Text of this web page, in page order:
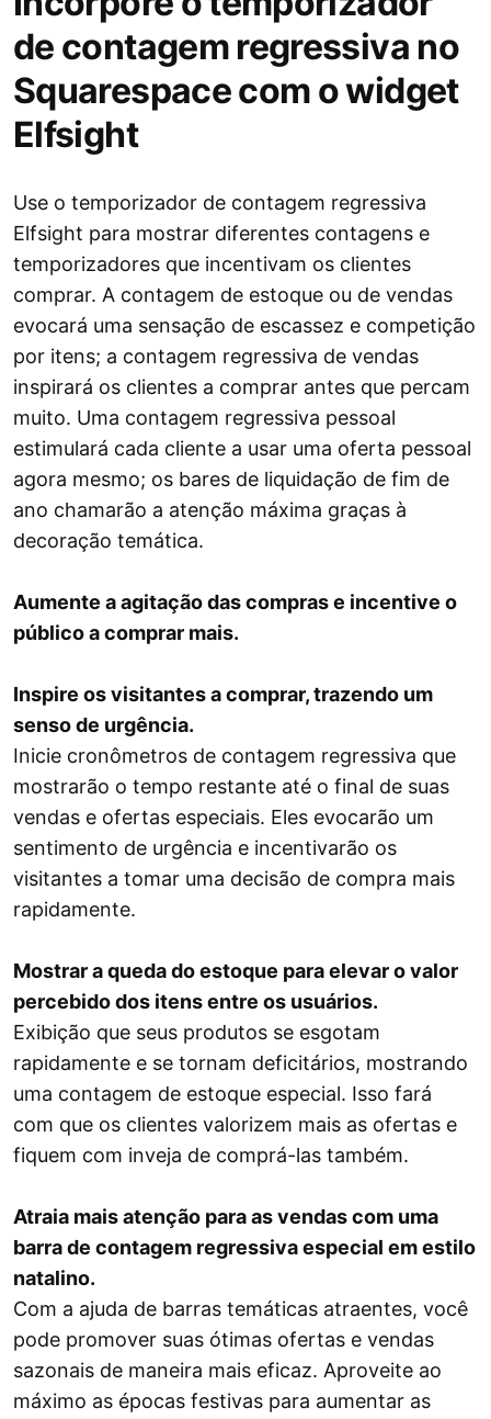
de contagem regressiva no
Squarespace com o widget
Elfsight
Use o temporizador de contagem regressiva
Elfsight para mostrar diferentes contagens e
temporizadores que incentivam os clientes
comprar. A contagem de estoque ou de vendas
evocará uma sensação de escassez e competição
por itens; a contagem regressiva de vendas
inspirará os clientes a comprar antes que percam
muito. Uma contagem regressiva pessoal
estimulará cada cliente a usar uma oferta pessoal
agora mesmo; os bares de liquidação de fim de
ano chamarão a atenção máxima graças à
decoração temática.
Aumente a agitação das compras e incentive o
público a comprar mais.
Inspire os visitantes a comprar, trazendo um
senso de urgência.
Inicie cronômetros de contagem regressiva que
mostrarão o tempo restante até o final de suas
vendas e ofertas especiais. Eles evocarão um
sentimento de urgência e incentivarão os
visitantes a tomar uma decisão de compra mais
rapidamente.
Mostrar a queda do estoque para elevar o valor
percebido dos itens entre os usuários.
Exibição que seus produtos se esgotam
rapidamente e se tornam deficitários, mostrando
uma contagem de estoque especial. Isso fará
com que os clientes valorizem mais as ofertas e
fiquem com inveja de comprá-las também.
Atraia mais atenção para as vendas com uma
barra de contagem regressiva especial em estilo
natalino.
Com a ajuda de barras temáticas atraentes, você
pode promover suas ótimas ofertas e vendas
sazonais de maneira mais eficaz. Aproveite ao
máximo as épocas festivas para aumentar as